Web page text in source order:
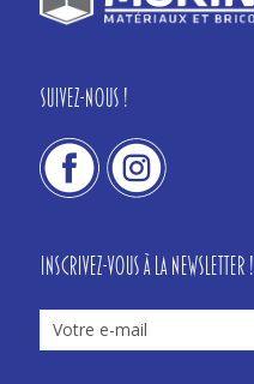
Suivez-nous !
Inscrivez-vous à la newsletter !